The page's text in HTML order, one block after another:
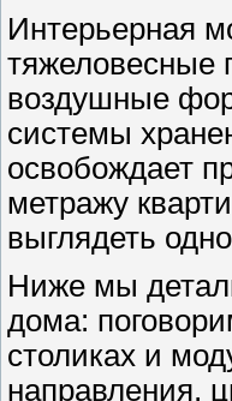
Интерьерная
тяжеловесные
воздушные
системы
освобождает
метражу
выглядеть
Ниже мы
дома:
столиках и
направления,